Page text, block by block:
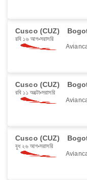
Cusco (CUZ)
রবি ১৬ আগ সরাসরি
Cusco (CUZ)
রবি ১১ অক্টো সরাসরি
Cusco (CUZ)
বুধ ২৬ আগ সরাসরি